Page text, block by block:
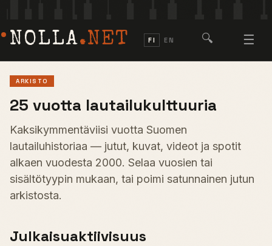
NOLLA.NET FI EN 🔍 ☰
ARKISTO
25 vuotta lautailukulttuuria
Kaksikymmentäviisi vuotta Suomen
lautailuhistoriaa — jutut, kuvat, videot ja spotit
alkaen vuodesta 2000. Selaa vuosien tai
sisältötyypin mukaan, tai poimi satunnainen jutun
arkistosta.
Julkaisuaktiivisuus